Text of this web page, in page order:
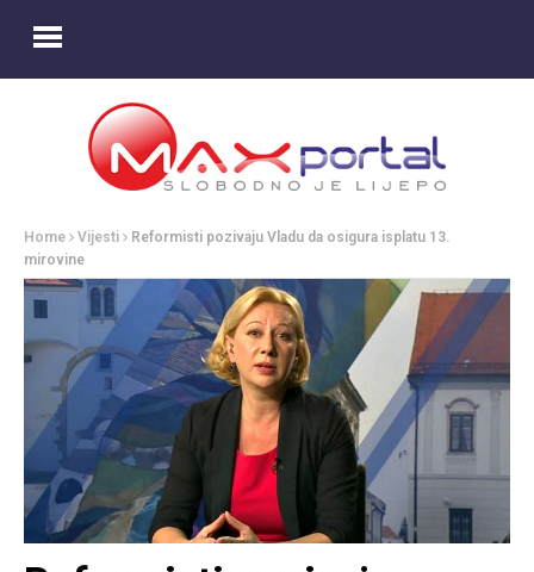
Home Vijesti
Reformisti pozivaju Vladu da osigura isplatu 13.
mirovine